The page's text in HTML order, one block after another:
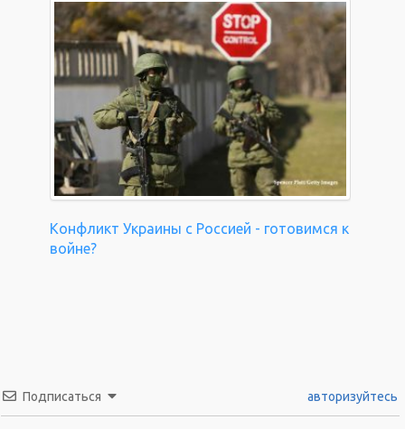
Конфликт Украины с Россией - готовимся к
войне?
Подписаться авторизуйтесь